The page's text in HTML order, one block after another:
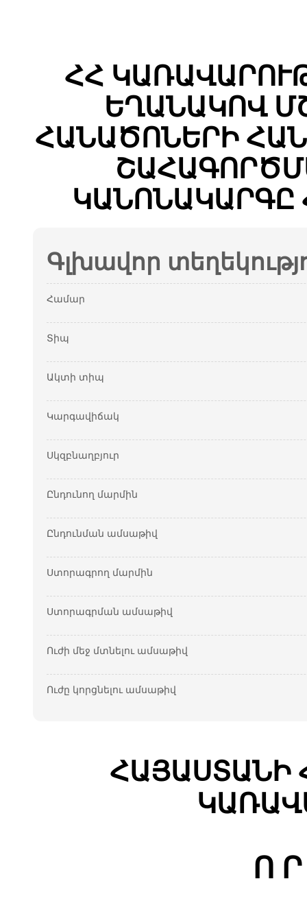
ՀՀ
ԵՂԱՆԱԿՈՎ
ՀԱՆԱԾՈՆԵՐԻ
ԿԱՆՈՆԱԿԱՐԳԸ
Գլխավոր
Համար
Տիպ
Ակտի տիպ
Կարգավիճակ
Սկզբնաղբյուր
Ընդունող մարմին
Ընդունման ամսաթիվ
Ստորագրող մարմին
Ստորագրման ամսաթիվ
Ուժի մեջ մտնելու ամսաթիվ
Ուժը կորցնելու ամսաթիվ
ՀԱՅԱՍՏԱՆԻ
Ո